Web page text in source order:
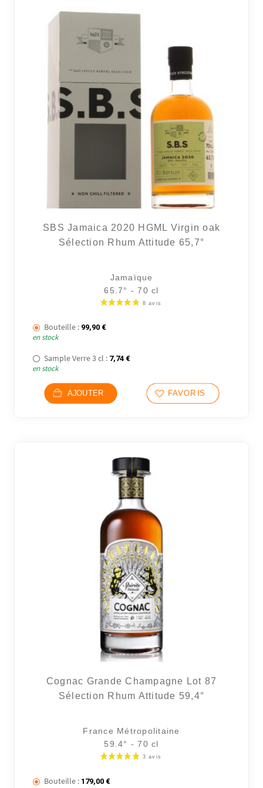
SBS Jamaica 2020 HGML Virgin oak
Sélection Rhum Attitude 65,7°
Jamaïque
65.7° - 70 cl
Bouteille : 99,90 €
en stock
Sample Verre 3 cl : 7,74 €
en stock
AJOUTER FAVORIS
Cognac Grande Champagne Lot 87
Sélection Rhum Attitude 59,4°
France Métropolitaine
59.4° - 70 cl
Bouteille : 179,00 €